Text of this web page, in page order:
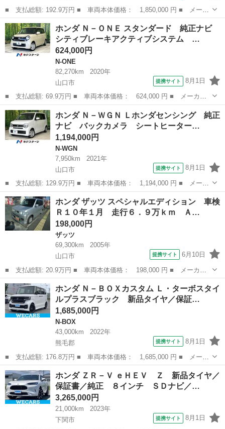
■ 支払総額: 192.9万円 ■ 車両本体価格： 1,850,000 円 ■ メーカ
ー名： ホンダ ■ 車種名： Ｎ－ＢＯＸカスタム ■ グレード
名： ターボ 純正８型ナビ バックカメラ 両側パワスラ シート
ヒーター ホ...
山口 山口市 N-BOX
ホンダ Ｎ－ＯＮＥ スタンダード 純正ナビ
シティブレーキアクティブシステム …
624,000円
N-ONE
82,270km
2020年
山口市
提携サイト 8月1日
■ 支払総額: 69.9万円 ■ 車両本体価格： 624,000 円 ■ メーカー
名： ホンダ ■ 車種名： Ｎ－ＯＮＥ ■ グレード名： スタンダ
ード 純正ナビ シティブレーキアクティブシステム ドラレコ Ｅ
ＴＣ スマー...
山口 山口市 N-ONE
ホンダ Ｎ－ＷＧＮ Ｌホンダセンシング 純正
ナビ バックカメラ シートヒーター…
1,194,000円
N-WGN
7,950km
2021年
山口市
提携サイト 8月1日
■ 支払総額: 129.9万円 ■ 車両本体価格： 1,194,000 円 ■ メーカ
ー名： ホンダ ■ 車種名： Ｎ－ＷＧＮ ■ グレード名： Ｌホン
ダセンシング 純正ナビ バックカメラ シートヒーター ホンダセ
ンシング...
山口 山口市 N-WGN
ホンダ ザッツ スペシャルエディション 車検
Ｒ１０年１月 走行６．９万ｋｍ Ａ…
198,000円
ザッツ
69,300km
2005年
山口市
提携サイト 6月10日
■ 支払総額: 20.9万円 ■ 車両本体価格： 198,000 円 ■ メーカー
名： ホンダ ■ 車種名： ザッツ ■ グレード名： スペシャルエ
ディション 車検Ｒ１０年１月 走行６．９万ｋｍ ＡＴ エアコ
ン ＣＤ ■ ...
山口 山口市 ザッツ
ホンダ Ｎ－ＢＯＸカスタム Ｌ・ターボスタイ
ルプラスブラック 新品タイヤ／保証…
1,685,000円
N-BOX
43,000km
2022年
熊毛郡
提携サイト 8月1日
■ 支払総額: 176.8万円 ■ 車両本体価格： 1,685,000 円 ■ メーカ
ー名： ホンダ ■ 車種名： Ｎ－ＢＯＸカスタム ■ グレード
名： Ｌ・ターボスタイルプラスブラック 新品タイヤ／保証書／純
正 ８インチ...
山口 熊毛郡 N-BOX
ホンダ ＺＲ－Ｖ ｅＨＥＶ Ｚ 新品タイヤ／
保証書／純正 ８インチ ＳＤナビ／…
3,265,000円
21,000km
2023年
下関市
提携サイト 8月1日